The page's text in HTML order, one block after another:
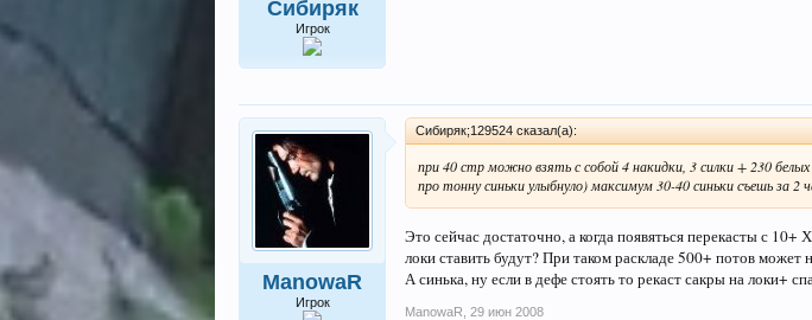
Сибиряк
Игрок
ManowaR
Игрок
Сибиряк;129524 сказал(а):
при 40 стр можно взять с собой 4 накидки, 3 силки + 230
про тонну синьки улыбнуло) максимум 30-40 синьки съешь за
Это сейчас достаточно, а когда появяться перекасты с
локи ставить будут? При таком раскладе 500+ потов может
А синька, ну если в дефе стоять то рекаст сакры на локи+
ManowaR 29 июн 2008